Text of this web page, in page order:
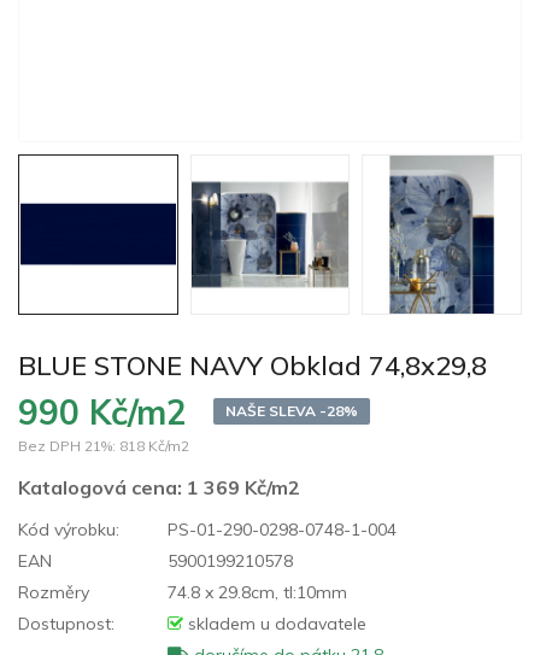
BLUE STONE NAVY Obklad 74,8x29,8
990 Kč/m2
NAŠE SLEVA -28%
Bez DPH 21%: 818 Kč/m2
Katalogová cena: 1 369 Kč/m2
Kód výrobku:
PS-01-290-0298-0748-1-004
EAN
5900199210578
Rozměry
74.8 x 29.8cm, tl:10mm
Dostupnost:
skladem u dodavatele